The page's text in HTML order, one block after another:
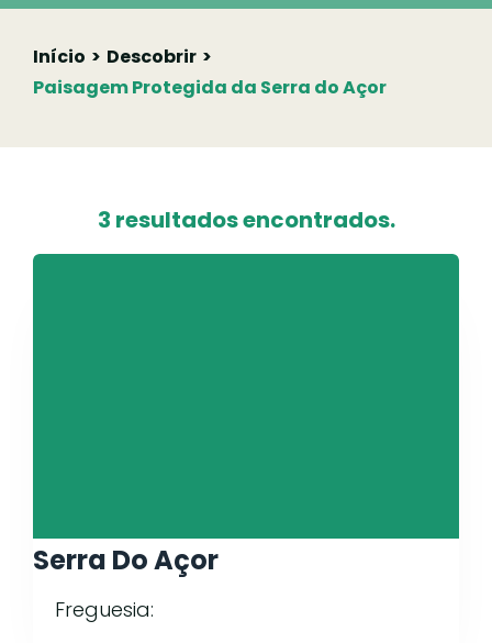
Início
Descobrir
Paisagem Protegida da Serra do Açor
3 resultados encontrados.
Serra Do Açor
Freguesia: